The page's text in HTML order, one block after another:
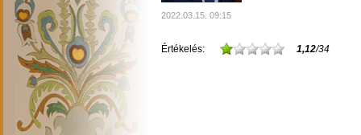
2022.03.15. 09:15
Értékelés: 1,12/34